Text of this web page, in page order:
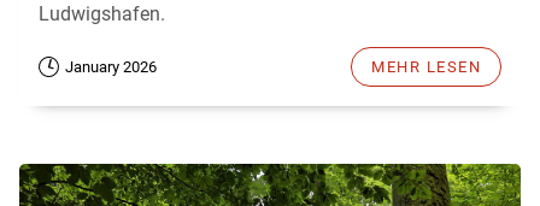
Ludwigshafen.
January 2026 MEHR LESEN